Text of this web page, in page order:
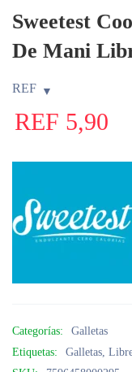
Sweetest
De Mani
REF
REF 5,90
Categorías:
Galletas
Etiquetas:
Galletas